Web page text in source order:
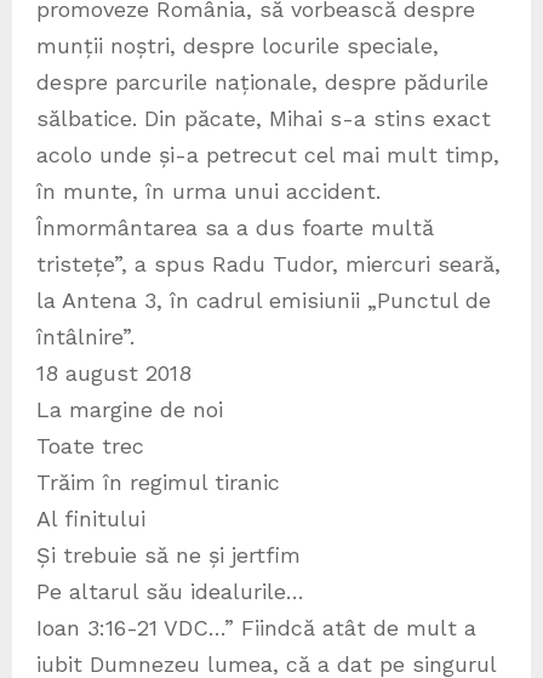
promoveze România, să vorbească despre
munții noștri, despre locurile speciale,
despre parcurile naționale, despre pădurile
sălbatice. Din păcate, Mihai s-a stins exact
acolo unde și-a petrecut cel mai mult timp,
în munte, în urma unui accident.
Înmormântarea sa a dus foarte multă
tristețe”, a spus Radu Tudor, miercuri seară,
la Antena 3, în cadrul emisiunii „Punctul de
întâlnire”.
18 august 2018
La margine de noi
Toate trec
Trăim în regimul tiranic
Al finitului
Și trebuie să ne și jertfim
Pe altarul său idealurile…
Ioan 3:16-21 VDC…” Fiindcă atât de mult a
iubit Dumnezeu lumea, că a dat pe singurul